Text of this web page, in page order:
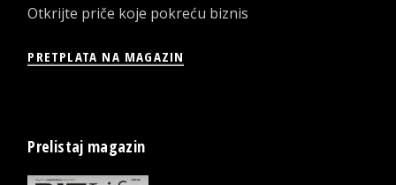
Otkrijte priče koje pokreću biznis
PRETPLATA NA MAGAZIN
Prelistaj magazin